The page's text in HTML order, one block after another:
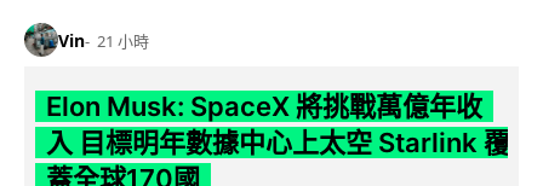
Vin 21 小時
Elon Musk: SpaceX 將挑戰萬億年收
入 目標明年數據中心上太空 Starlink 覆
蓋全球170國